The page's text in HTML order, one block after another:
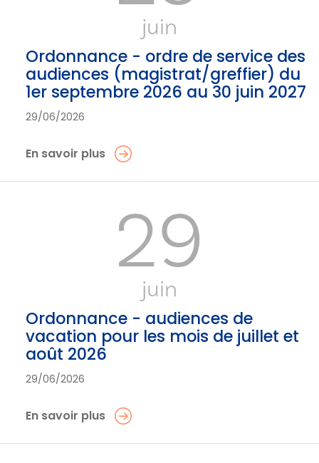
juin
Ordonnance - ordre de service des
audiences (magistrat/greffier) du
1er septembre 2026 au 30 juin 2027
29/06/2026
En savoir plus
29
juin
Ordonnance - audiences de
vacation pour les mois de juillet et
août 2026
29/06/2026
En savoir plus